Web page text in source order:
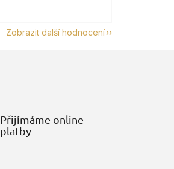
Zobrazit další hodnocení
Přijímáme online
platby